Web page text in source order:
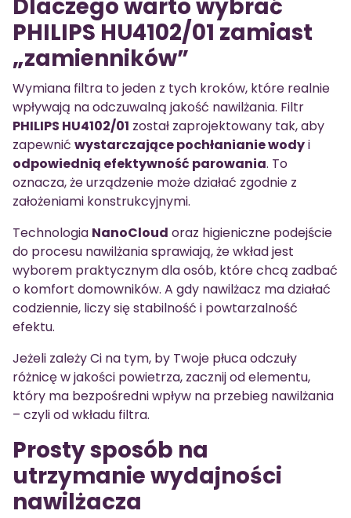
Dlaczego warto wybrać
PHILIPS HU4102/01 zamiast
„zamienników”
Wymiana filtra to jeden z tych kroków, które realnie
wpływają na odczuwalną jakość nawilżania. Filtr
PHILIPS HU4102/01 został zaprojektowany tak, aby
zapewnić wystarczające pochłanianie wodyi
odpowiednią efektywność parowania. To
oznacza, że urządzenie może działać zgodnie z
założeniami konstrukcyjnymi.
Technologia NanoCloud oraz higieniczne podejście
do procesu nawilżania sprawiają, że wkład jest
wyborem praktycznym dla osób, które chcą zadbać
o komfort domowników. A gdy nawilżacz ma działać
codziennie, liczy się stabilność i powtarzalność
efektu.
Jeżeli zależy Ci na tym, by Twoje płuca odczuły
różnicę w jakości powietrza, zacznij od elementu,
który ma bezpośredni wpływ na przebieg nawilżania
– czyli od wkładu filtra.
Prosty sposób na
utrzymanie wydajności
nawilżacza